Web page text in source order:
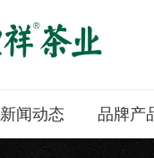
新闻动态 品牌产